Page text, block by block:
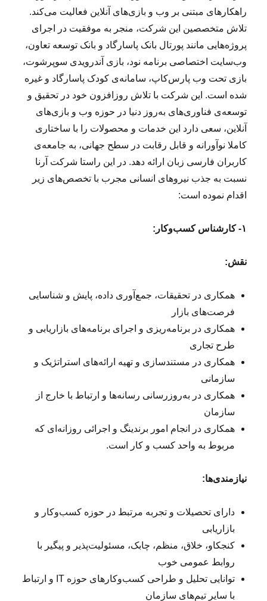
ف
ر
ی
ب
د
و
ر
ش
ی
راهکارهای مبتنی بر وب و بازی‌های آنلاین فعالیت می‌کند.
تلاش متخصصین این شرکت، منجر به موفقیت در اجرای
پروژه‌هایی مانند پورتال بانک پاسارگاد و بانک توسعه تعاون،
وب‌سایت اختصاصی برنامه نود، بازی آندرویدی سوپرشوت،
بازی تحت وب پارس‌کاپ، سامانه‌ی کودک پاسارگاد و غیره
شده است. این شرکت با تلاش روزافزون خود در تحقیق و
توسعه‌ی فناوری‌های به‌روز دنیا در حوزه وب و بازی‌های
آنلاین، سعی دارد این خدمات و محصولات را با ساختاری
کاملا نوآورانه و قابل رقابت در سطح جهانی، به جامعه‌ی
کاربران فارسی زبان ارائه دهد. در این راستا شرکت آرنا
نسبت به جذب نیروهای انسانی مجرب با تخصص‌های زیر
اقدام نموده است:
۱- کارشناس کسب‌و‌کار:
نقش:
همکاری در تحقیقات، جمع‌آوری داده، پایش و شناسایی
فرصت‌های بازار
همکاری در برنامه‌ریزی و اجرای برنامه‌های بازاریابی و
طرح تجاری
همکاری در مستندسازی و تهیه ارائه‌های استراتژیک و
سازمانی
همکاری در به‌روزرسانی رسانه‌ها و ارتباط با خارج از
سازمان
همکاری در انجام امور برندینگ و اجرائی روزانه‌ای که
مربوط به واحد کسب و کار است.
نیازمندی‌ها:
دارای تحصیلات و تجربه مرتبط در حوزه کسب‌و‌کار و
بازاریابی
کنجکاو، خلاق، منظم، چابک، مسئولیت‌پذیر و پیگیر با
روابط عمومی خوب
توانایی تحلیل و طراحی کسب‌و‌کارهای حوزه IT و ارتباط
با سایر تیم‌های سازمان